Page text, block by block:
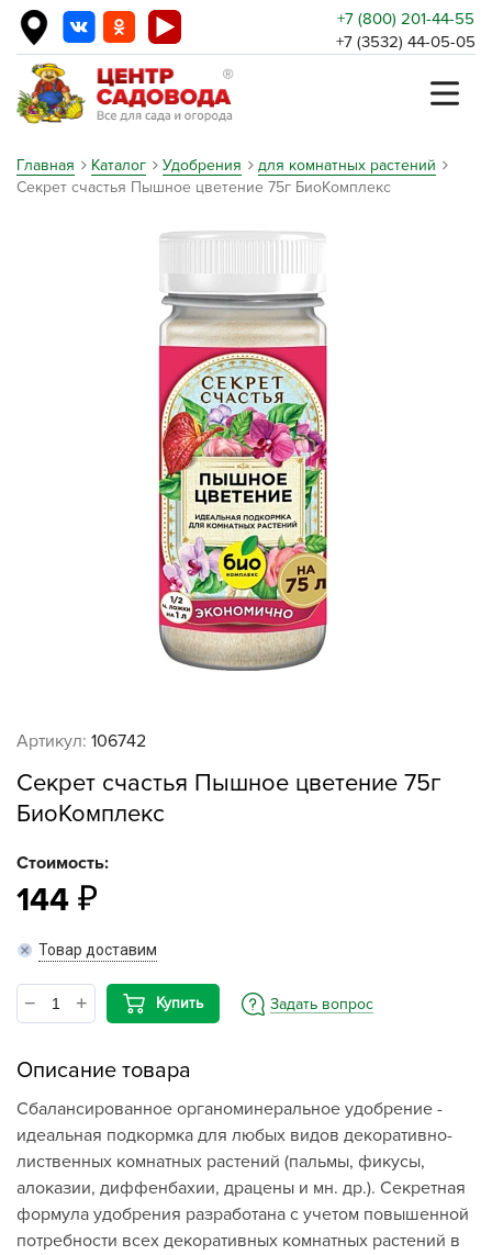
+7 (800) 201-44-55
+7 (3532) 44-05-05
Главная Каталог Удобрения
для комнатных растений
Секрет счастья Пышное цветение 75г БиоКомплекс
Артикул: 106742
Секрет счастья Пышное цветение 75г
БиоКомплекс
Стоимость:
144
Товар доставим
Купить Задать вопрос
Описание товара
Сбалансированное органоминеральное удобрение -
идеальная подкормка для любых видов декоративно-
лиственных комнатных растений (пальмы, фикусы,
алоказии, диффенбахии, драцены и мн. др.). Секретная
формула удобрения разработана с учетом повышенной
потребности всех декоративных комнатных растений в